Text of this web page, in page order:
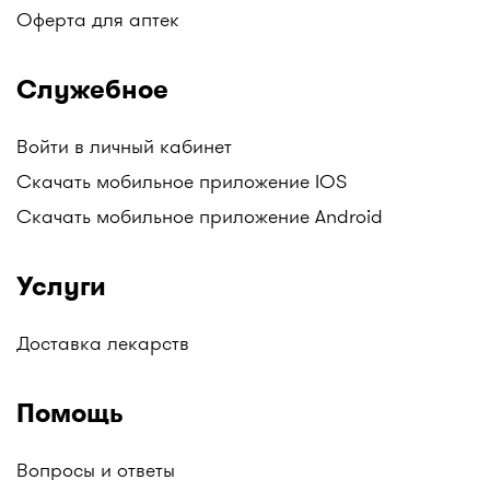
Оферта для аптек
Служебное
Войти в личный кабинет
Скачать мобильное приложение IOS
Скачать мобильное приложение Android
Услуги
Доставка лекарств
Помощь
Вопросы и ответы